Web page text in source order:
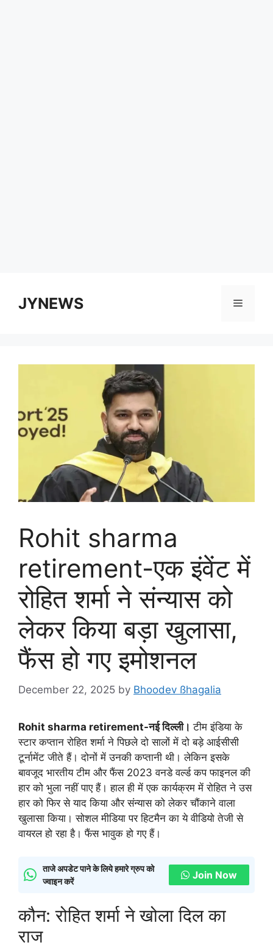
contentJYNEWS Menu
Rohit sharma
retirement-एक इंवेंट में
रोहित शर्मा ने संन्यास को
लेकर किया बड़ा खुलासा,
फैंस हो गए इमोशनल
December 22, 2025 by Bhoodev ßhagalia
Rohit sharma retirement-नई दिल्ली। टीम इंडिया के
स्टार कप्तान रोहित शर्मा ने पिछले दो सालों में दो बड़े आईसीसी
टूर्नामेंट जीते हैं। दोनों में उनकी कप्तानी थी। लेकिन इसके
बावजूद भारतीय टीम और फैंस 2023 वनडे वर्ल्ड कप फाइनल की
हार को भुला नहीं पाए हैं। हाल ही में एक कार्यक्रम में रोहित ने उस
हार को फिर से याद किया और संन्यास को लेकर चौंकाने वाला
खुलासा किया। सोशल मीडिया पर हिटमैन का ये वीडियो तेजी से
वायरल हो रहा है। फैंस भावुक हो गए हैं।
ताजे अपडेट पाने के लिये हमारे ग्रुप को
ज्वाइन करें
Join Now
कौन: रोहित शर्मा ने खोला दिल का
राज